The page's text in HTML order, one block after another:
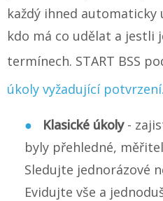
každý ihned automaticky
kdo má co udělat a jestli
termínech. START BSS
úkoly vyžadující potvrzení.
Klasické úkoly-
byly přehledné,
Sledujte jednorázové
Evidujte vše a